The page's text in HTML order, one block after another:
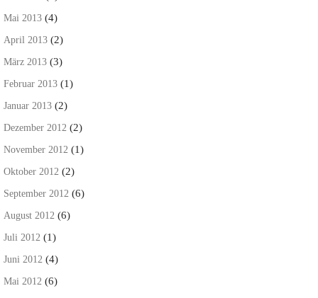
Mai 2013 (4)
April 2013 (2)
März 2013 (3)
Februar 2013 (1)
Januar 2013 (2)
Dezember 2012 (2)
November 2012 (1)
Oktober 2012 (2)
September 2012 (6)
August 2012 (6)
Juli 2012 (1)
Juni 2012 (4)
Mai 2012 (6)